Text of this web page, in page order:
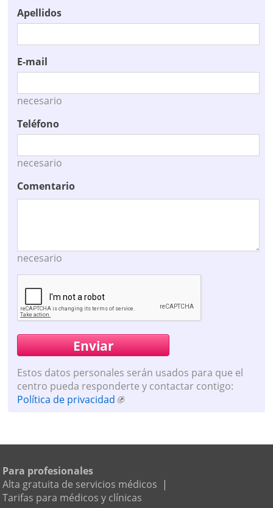
Apellidos
E-mail
necesario
Teléfono
necesario
Comentario
necesario
Estos datos personales serán usados para que el
centro pueda responderte y contactar contigo:
Política de privacidad
Para profesionales
Alta gratuita de servicios médicos |
Tarifas para médicos y clínicas